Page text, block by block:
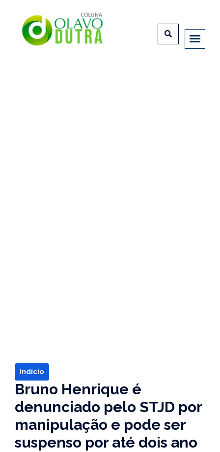
Indício
Bruno Henrique é
denunciado pelo STJD por
manipulação e pode ser
suspenso por até dois ano